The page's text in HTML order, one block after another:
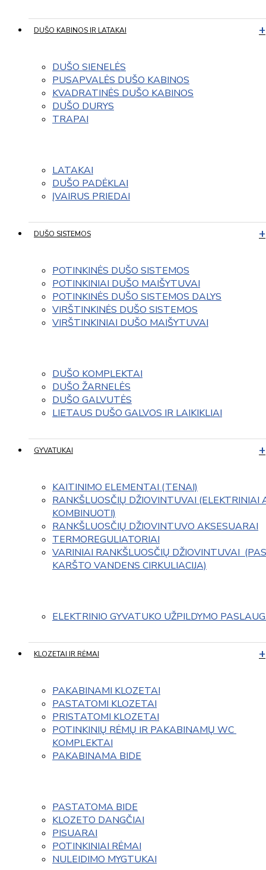
DUŠO KABINOS IR LATAKAI
DUŠO SIENELĖS
PUSAPVALĖS DUŠO KABINOS
KVADRATINĖS DUŠO KABINOS
DUŠO DURYS
TRAPAI
LATAKAI
DUŠO PADĖKLAI
ĮVAIRUS PRIEDAI
DUŠO SISTEMOS
POTINKINĖS DUŠO SISTEMOS
POTINKINIAI DUŠO MAIŠYTUVAI
POTINKINĖS DUŠO SISTEMOS DALYS
VIRŠTINKINĖS DUŠO SISTEMOS
VIRŠTINKINIAI DUŠO MAIŠYTUVAI
DUŠO KOMPLEKTAI
DUŠO ŽARNELĖS
DUŠO GALVUTĖS
LIETAUS DUŠO GALVOS IR LAIKIKLIAI
GYVATUKAI
KAITINIMO ELEMENTAI (TENAI)
RANKŠLUOSČIŲ DŽIOVINTUVAI (ELEKTRINIAI
KOMBINUOTI)
RANKŠLUOSČIŲ DŽIOVINTUVO AKSESUARAI
TERMOREGULIATORIAI
VARINIAI RANKŠLUOSČIŲ DŽIOVINTUVAI
KARŠTO VANDENS CIRKULIACIJA)
ELEKTRINIO GYVATUKO UŽPILDYMO
KLOZETAI IR RĖMAI
PAKABINAMI KLOZETAI
PASTATOMI KLOZETAI
PRISTATOMI KLOZETAI
POTINKINIŲ RĖMŲ IR PAKABINAMŲ WC
KOMPLEKTAI
PAKABINAMA BIDE
PASTATOMA BIDE
KLOZETO DANGČIAI
PISUARAI
POTINKINIAI RĖMAI
NULEIDIMO MYGTUKAI